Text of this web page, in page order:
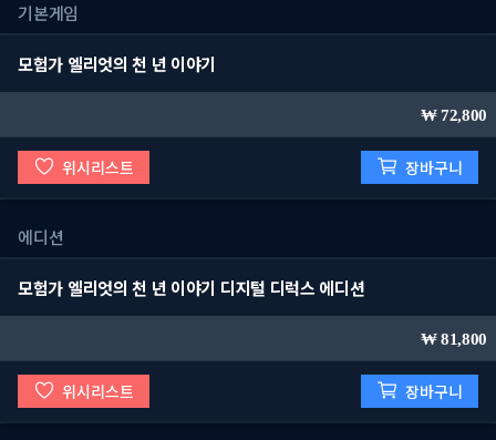
기본게임
모험가 엘리엇의 천 년 이야기
72,800
위시리스트 장바구니
에디션
모험가 엘리엇의 천 년 이야기 디지털 디럭스 에디션
81,800
위시리스트 장바구니